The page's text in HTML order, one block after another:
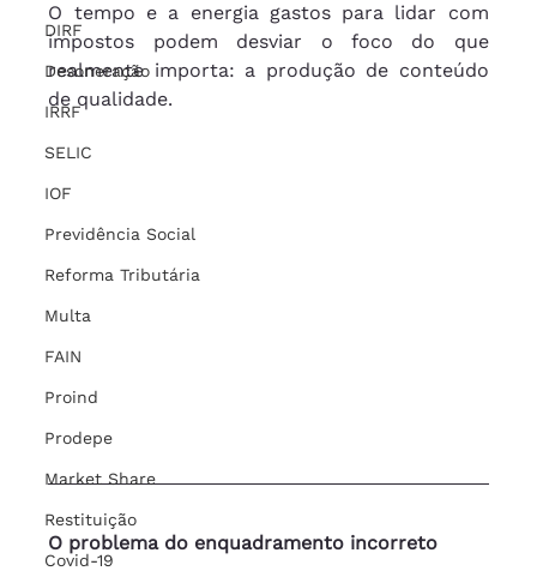
DIRF
Desoneração
IRRF
SELIC
IOF
Previdência Social
Reforma Tributária
Multa
FAIN
Proind
Prodepe
Market Share
Restituição
Covid-19
O tempo e a energia gastos para lidar com
impostos podem desviar o foco do que
realmente importa: a produção de conteúdo
de qualidade.
O problema do enquadramento incorreto